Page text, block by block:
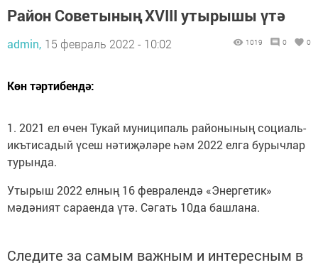
Район Советының XVIII утырышы үтә
admin, 15 февраль 2022 - 10:02 1019 0 0
Көн тәртибендә:
1. 2021 ел өчен Тукай муниципаль районының социаль-
икътисадый үсеш нәтиҗәләре һәм 2022 елга бурычлар
турында.
Утырыш 2022 елның 16 февралендә «Энергетик»
мәдәният сараенда үтә. Сәгать 10да башлана.
Следите за самым важным и интересным в